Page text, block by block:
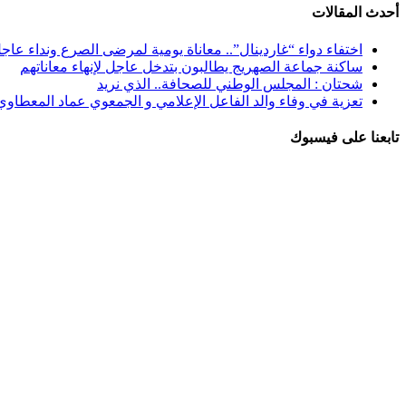
أحدث المقالات
اختفاء دواء “غاردينال”.. معاناة يومية لمرضى الصرع ونداء
ساكنة جماعة الصهريج يطالبون بتدخل عاجل لإنهاء معاناتهم
شحتان : المجلس الوطني للصحافة.. الذي نريد
تعزية في وفاء والد الفاعل الإعلامي و الجمعوي عماد
تابعنا على فيسبوك